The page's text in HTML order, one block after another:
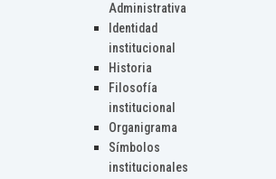
Administrativa
Identidad
institucional
Historia
Filosofía
institucional
Organigrama
Símbolos
institucionales